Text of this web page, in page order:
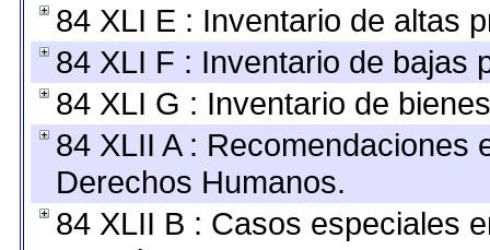
84 XLI E : Inventario de altas
84 XLI F : Inventario de bajas
84 XLI G : Inventario de
84 XLII A : Recomendaciones
Derechos Humanos.
84 XLII B : Casos especiales